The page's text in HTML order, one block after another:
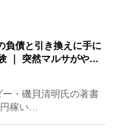
負債と引き換えに手に
｜ 突然マルサがや…
・磯貝清明氏の著書
稼い…